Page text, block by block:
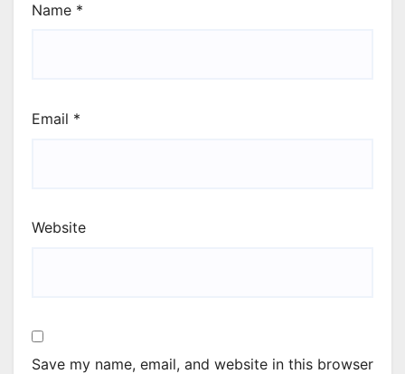
Name *
Email *
Website
Save my name, email, and website in this browser